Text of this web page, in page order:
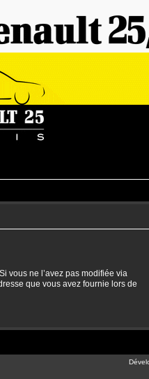
vous ne l’avez pas modifiée via
que vous avez fournie lors de